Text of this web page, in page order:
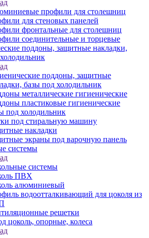
профили для столешниц
для стеновых панелей
фронтальные для столешниц
соединительные и торцевые
поддоны, защитные накладки,
поддоны, защитные
базы под холодильник
металлические гигиенические
пластиковые гигиенические
под холодильник
под стиральную машину
накладки
экраны под варочную панель
системы
системы
ПВХ
алюминиевый
водоотталкивающий для цоколя из
решетки
цоколь, опорные, колеса